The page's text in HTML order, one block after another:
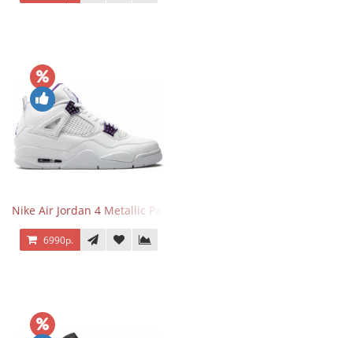
Nike Air Jordan 4 Metallic Pack Purple
6990р.